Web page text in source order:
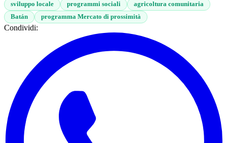
sviluppo locale
programmi sociali
agricoltura comunitaria
Batán
programma Mercato di prossimità
Condividi: